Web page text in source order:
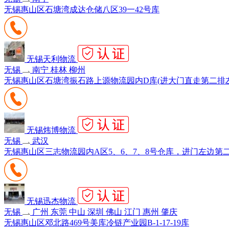
无锡惠山区石塘湾成达仓储八区39一42号库
无锡天利物流
无锡
南宁 桂林 柳州
无锡惠山区石塘湾振石路上源物流园内D库(进大门直走第二排
无锡炜博物流
无锡
武汉
无锡惠山区三志物流园内A区5、6、7、8号仓库，进门左边第
无锡迅杰物流
无锡
广州 东莞 中山 深圳 佛山 江门 惠州 肇庆
无锡惠山区邓北路469号美库冷链产业园B-1-17-19库